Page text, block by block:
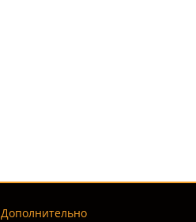
Дополнительно